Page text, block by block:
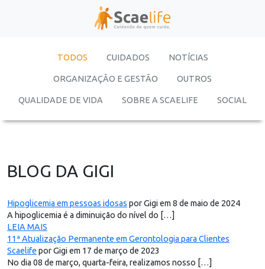
TODOS CUIDADOS NOTÍCIAS
ORGANIZAÇÃO E GESTÃO OUTROS
QUALIDADE DE VIDA SOBRE A SCAELIFE SOCIAL
BLOG DA GIGI
Hipoglicemia em pessoas idosas por Gigi em 8 de maio de 2024
A hipoglicemia é a diminuição do nível do […]
LEIA MAIS
11ª Atualização Permanente em Gerontologia para Clientes
Scaelife por Gigi em 17 de março de 2023
No dia 08 de março, quarta-feira, realizamos nosso […]